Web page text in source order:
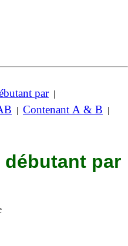
par|
| Contenant A & B |
par